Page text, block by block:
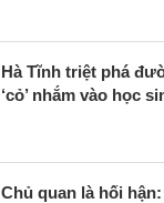
Hà Tĩnh triệt phá
‘cỏ’ nhắm vào học
Chủ quan là hối